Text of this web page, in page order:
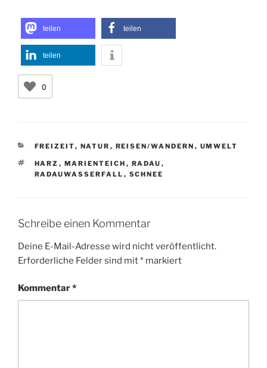
teilen teilen
teilen
0
KATEGORIEN
FREIZEIT, NATUR , REISEN/WANDERN , UMWELT
SCHLAGWÖRTER
HARZ , MARIENTEICH , RADAU ,
RADAUWASSERFALL , SCHNEE
Schreibe einen Kommentar
Deine E-Mail-Adresse wird nicht veröffentlicht.
Erforderliche Felder sind mit* markiert
Kommentar*